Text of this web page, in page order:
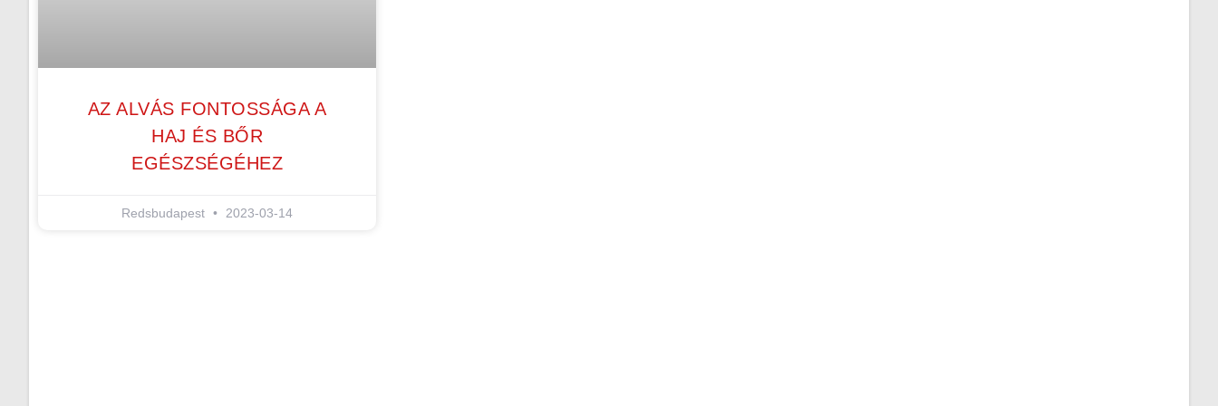
AZ ALVÁS FONTOSSÁGA A
HAJ ÉS BŐR
EGÉSZSÉGÉHEZ
Redsbudapest 2023-03-14